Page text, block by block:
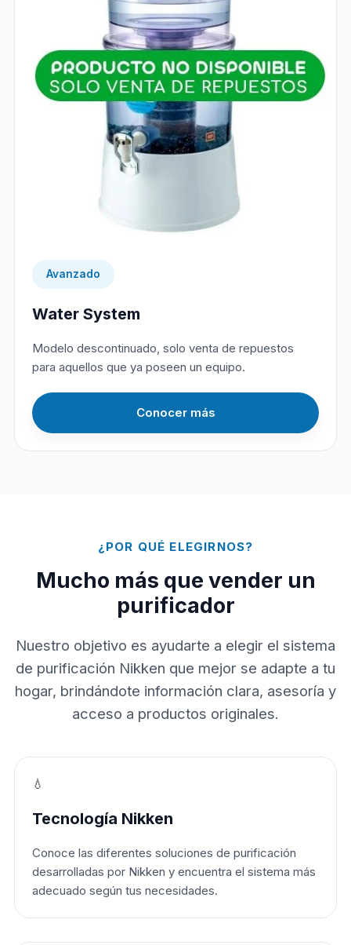
Avanzado
Water System
Modelo descontinuado, solo venta de repuestos
para aquellos que ya poseen un equipo.
Conocer más
¿POR QUÉ ELEGIRNOS?
Mucho más que vender un
purificador
Nuestro objetivo es ayudarte a elegir el sistema
de purificación Nikken que mejor se adapte a tu
hogar, brindándote información clara, asesoría y
acceso a productos originales.
💧
Tecnología Nikken
Conoce las diferentes soluciones de purificación
desarrolladas por Nikken y encuentra el sistema más
adecuado según tus necesidades.